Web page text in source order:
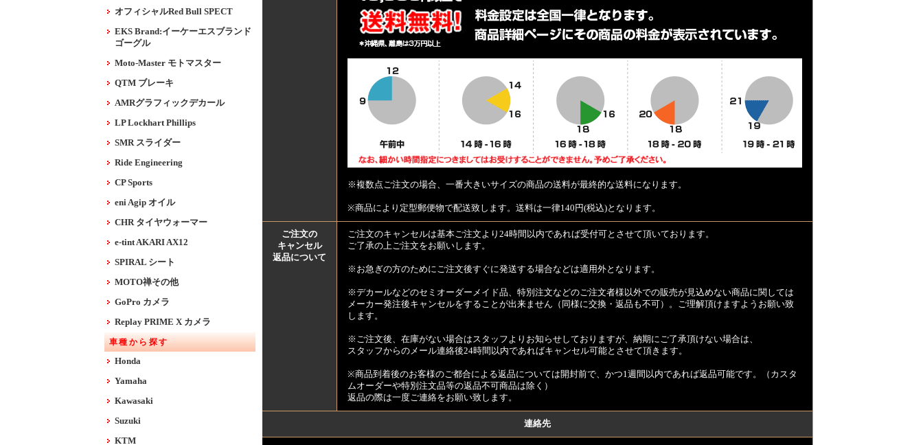
オフィシャルRed Bull SPECT
EKS Brand:イーケーエスブランド
ゴーグル
Moto-Master モトマスター
QTM ブレーキ
AMRグラフィックデカール
LP Lockhart Phillips
SMR スライダー
Ride Engineering
CP Sports
eni Agip オイル
CHR タイヤウォーマー
e-tint AKARI AX12
SPIRAL シート
MOTO禅その他
GoPro カメラ
Replay PRIME X カメラ
車種から探す
Honda
Yamaha
Kawasaki
Suzuki
KTM
※複数点ご注文の場合、一番大きいサイズの商品の送料が最終的な送料になります。
※商品により定型郵便物で配送致します。送料は一律140円(税込)となります。
ご注文の
キャンセル
返品について
ご注文のキャンセルは基本ご注文より24時間以内であれば受付可とさせて頂いております。
ご了承の上ご注文をお願いします。
※お急ぎの方のためにご注文後すぐに発送する場合などは適用外となります。
※デカールなどのセミオーダーメイド品、特別注文などのご注文者様以外での販売が見込めない商品に関しては
メーカー発注後キャンセルをすることが出来ません（同様に交換・返品も不可）。ご理解頂けますようお願い致
します。
※ご注文後、在庫がない場合はスタッフよりお知らせしておりますが、納期にご了承頂けない場合は、
スタッフからのメール連絡後24時間以内であればキャンセル可能とさせて頂きます。
※商品到着後のお客様のご都合による返品については開封前で、かつ1週間以内であれば返品可能です。（カスタ
ムオーダーや特別注文品等の返品不可商品は除く）
返品の際は一度ご連絡をお願い致します。
連絡先